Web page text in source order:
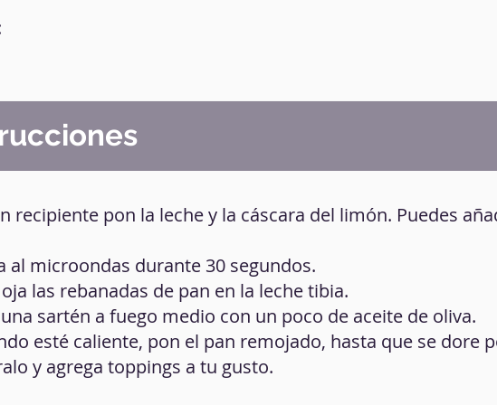
recipiente pon la leche y la cáscara del limón. Puedes
al microondas durante 30 segundos.
las rebanadas de pan en la leche tibia.
sartén a fuego medio con un poco de aceite de oliva.
esté caliente, pon el pan remojado, hasta que se dore
y agrega toppings a tu gusto.